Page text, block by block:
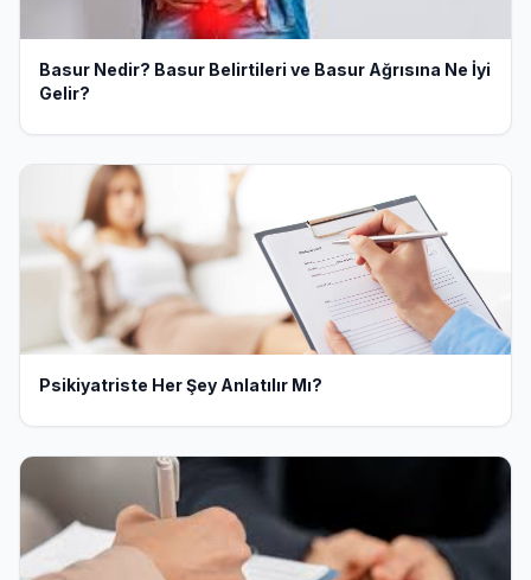
Basur Nedir? Basur Belirtileri ve Basur Ağrısına Ne İyi
Gelir?
Psikiyatriste Her Şey Anlatılır Mı?